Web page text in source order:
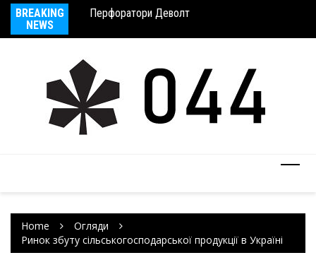
BREAKING
NEWS
Перфоратори Деволт
ТОП-сільгосптехніка від Дойче Аграртехнік
Home
Огляди
Ринок збуту сільськогосподарської продукції в Україні